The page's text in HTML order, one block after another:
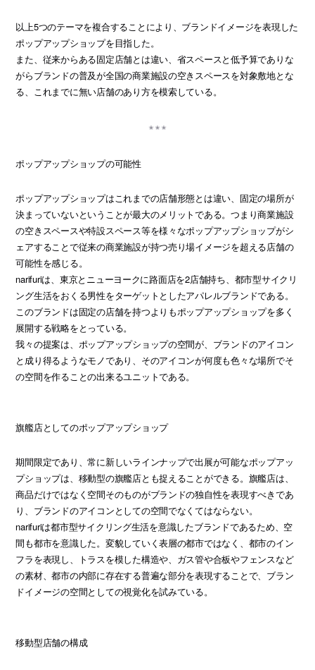
以上5つのテーマを複合することにより、ブランドイメージを表現した
ポップアップショップを目指した。
また、従来からある固定店舗とは違い、省スペースと低予算でありな
がらブランドの普及が全国の商業施設の空きスペースを対象敷地とな
る、これまでに無い店舗のあり方を模索している。
ポップアップショップの可能性
ポップアップショップはこれまでの店舗形態とは違い、固定の場所が
決まっていないということが最大のメリットである。つまり商業施設
の空きスペースや特設スペース等を様々なポップアップショップがシ
ェアすることで従来の商業施設が持つ売り場イメージを超える店舗の
可能性を感じる。
narifuriは、東京とニューヨークに路面店を2店舗持ち、都市型サイクリ
ング生活をおくる男性をターゲットとしたアパレルブランドである。
このブランドは固定の店舗を持つよりもポップアップショップを多く
展開する戦略をとっている。
我々の提案は、ポップアップショップの空間が、ブランドのアイコン
と成り得るようなモノであり、そのアイコンが何度も色々な場所でそ
の空間を作ることの出来るユニットである。
旗艦店としてのポップアップショップ
期間限定であり、常に新しいラインナップで出展が可能なポップアッ
プショップは、移動型の旗艦店とも捉えることができる。旗艦店は、
商品だけではなく空間そのものがブランドの独自性を表現すべきであ
り、ブランドのアイコンとしての空間でなくてはならない。
narifuriは都市型サイクリング生活を意識したブランドであるため、空
間も都市を意識した。変貌していく表層の都市ではなく、都市のイン
フラを表現し、トラスを模した構造や、ガス管や合板やフェンスなど
の素材、都市の内部に存在する普遍な部分を表現することで、ブラン
ドイメージの空間としての視覚化を試みている。
移動型店舗の構成